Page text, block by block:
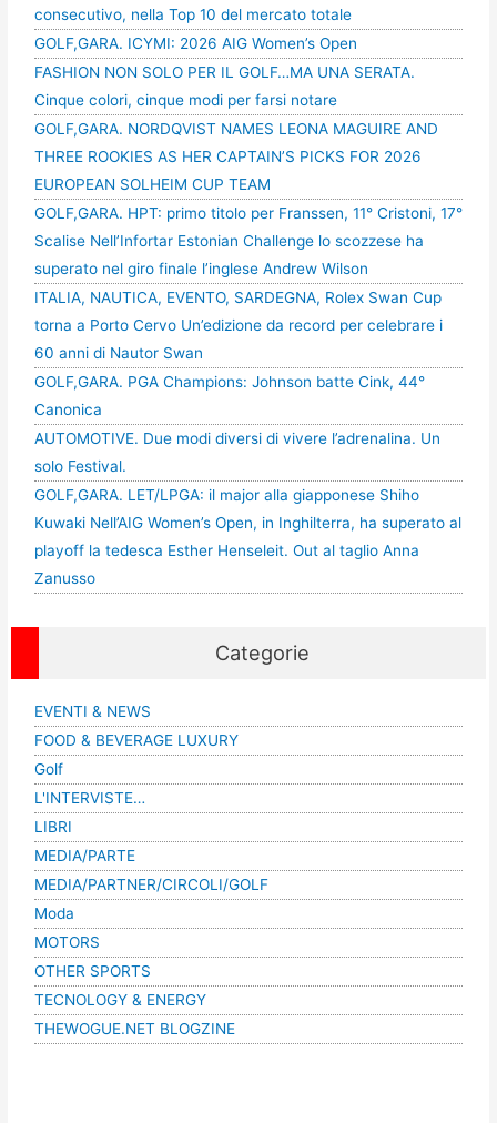
consecutivo, nella Top 10 del mercato totale
GOLF,GARA. ICYMI: 2026 AIG Women’s Open
FASHION NON SOLO PER IL GOLF…MA UNA SERATA.
Cinque colori, cinque modi per farsi notare
GOLF,GARA. NORDQVIST NAMES LEONA MAGUIRE AND
THREE ROOKIES AS HER CAPTAIN’S PICKS FOR 2026
EUROPEAN SOLHEIM CUP TEAM
GOLF,GARA. HPT: primo titolo per Franssen, 11° Cristoni, 17°
Scalise Nell’Infortar Estonian Challenge lo scozzese ha
superato nel giro finale l’inglese Andrew Wilson
ITALIA, NAUTICA, EVENTO, SARDEGNA, Rolex Swan Cup
torna a Porto Cervo Un’edizione da record per celebrare i
60 anni di Nautor Swan
GOLF,GARA. PGA Champions: Johnson batte Cink, 44°
Canonica
AUTOMOTIVE. Due modi diversi di vivere l’adrenalina. Un
solo Festival.
GOLF,GARA. LET/LPGA: il major alla giapponese Shiho
Kuwaki Nell’AIG Women’s Open, in Inghilterra, ha superato al
playoff la tedesca Esther Henseleit. Out al taglio Anna
Zanusso
Categorie
EVENTI & NEWS
FOOD & BEVERAGE LUXURY
Golf
L'INTERVISTE…
LIBRI
MEDIA/PARTE
MEDIA/PARTNER/CIRCOLI/GOLF
Moda
MOTORS
OTHER SPORTS
TECNOLOGY & ENERGY
THEWOGUE.NET BLOGZINE